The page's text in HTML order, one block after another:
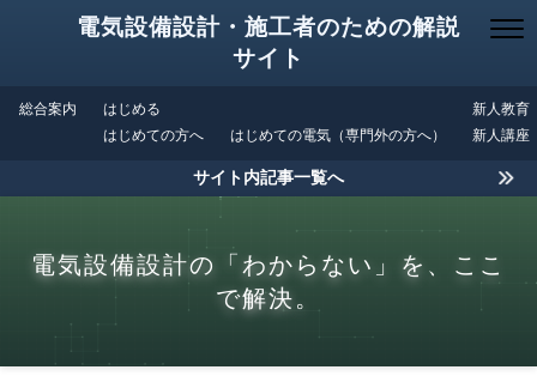
電気設備設計・施工者のための解説
サイト
総合案内
はじめる
はじめての方へ
はじめての電気（専門外の方へ）
新人教育
新人講座
サイト内記事一覧へ
電気設備設計の「わからない」を、ここ
で解決。